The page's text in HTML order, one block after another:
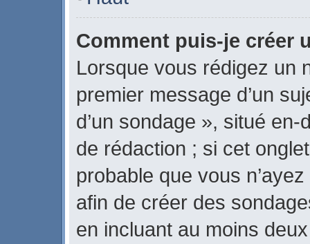
Comment puis-je créer
Lorsque vous rédigez un
premier message d’un
d’un sondage », situé
de rédaction ; si cet
probable que vous
afin de créer des
en incluant au moins